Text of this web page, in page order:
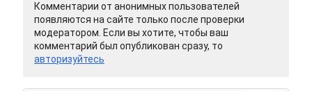
Комментарии от анонимных пользователей
появляются на сайте только после проверки
модератором. Если вы хотите, чтобы ваш
комментарий был опубликован сразу, то
авторизуйтесь